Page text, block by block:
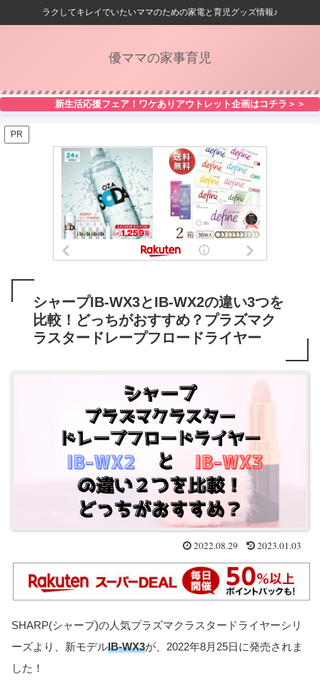
ラクしてキレイでいたいママのための家電と育児グッズ情報♪
優ママの家事育児
新生活応援フェア！ワケありアウトレット企画はコチラ＞＞
PR
シャープIB-WX3とIB-WX2の違い3つを
比較！どっちがおすすめ？プラズマク
ラスタードレープフロードライヤー
2022.08.29 2023.01.03
SHARP(シャープ)の人気プラズマクラスタードライヤーシリ
ーズより、新モデルIB-WX3が、2022年8月25日に発売されま
した！